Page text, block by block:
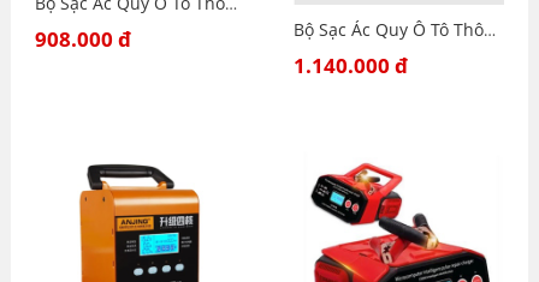
908.000 đ Bộ Sạc Ác Quy Ô Tô Thông Minh 12V-24V 1000W Bằng Đồng Nguyên Chất – MÃ 6588T – Công Suất Cao – Có Chức Năng Sửa Chữa Phục Hồi Ắc Quy ( MÀU XANH LÁ)
1.140.000 đ